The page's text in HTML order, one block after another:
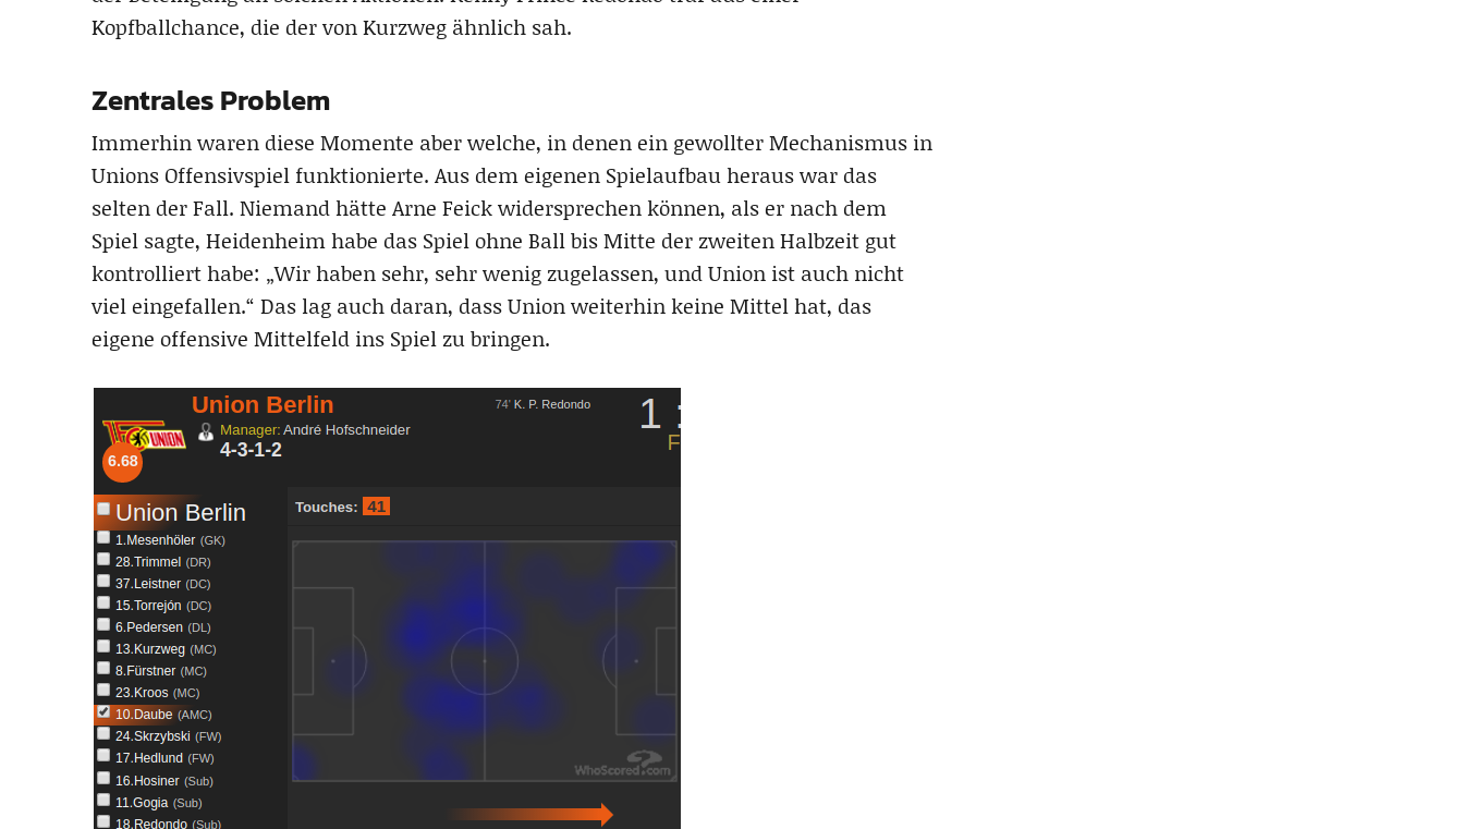
Kopfballchance, die der von Kurzweg ähnlich sah.
Zentrales Problem
Immerhin waren diese Momente aber welche, in denen ein gewollter Mechanismus in
Unions Offensivspiel funktionierte. Aus dem eigenen Spielaufbau heraus war das
selten der Fall. Niemand hätte Arne Feick widersprechen können, als er nach dem
Spiel sagte, Heidenheim habe das Spiel ohne Ball bis Mitte der zweiten Halbzeit gut
kontrolliert habe: „Wir haben sehr, sehr wenig zugelassen, und Union ist auch nicht
viel eingefallen.“ Das lag auch daran, dass Union weiterhin keine Mittel hat, das
eigene offensive Mittelfeld ins Spiel zu bringen.